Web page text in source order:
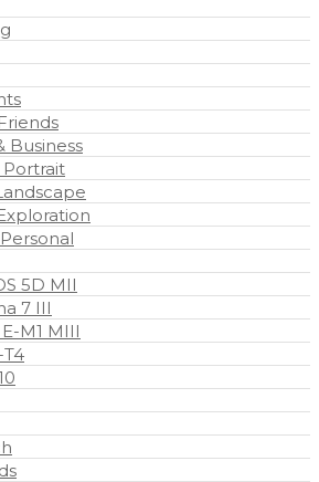
Business
Portrait
5D MII
7 III
M1 MIII